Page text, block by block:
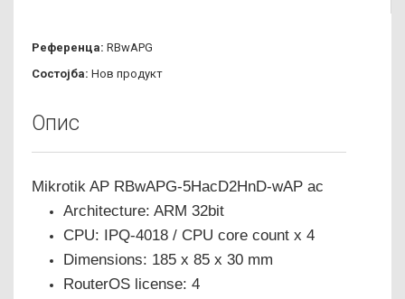
Референца: RBwAPG
Состојба: Нов продукт
Опис
Mikrotik AP RBwAPG-5HacD2HnD-wAP ac
Architecture: ARM 32bit
CPU: IPQ-4018 / CPU core count x 4
Dimensions: 185 x 85 x 30 mm
RouterOS license: 4